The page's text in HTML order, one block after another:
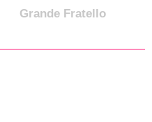
Grande Fratello